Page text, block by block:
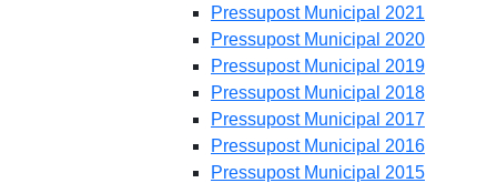
Pressupost Municipal 2021
Pressupost Municipal 2020
Pressupost Municipal 2019
Pressupost Municipal 2018
Pressupost Municipal 2017
Pressupost Municipal 2016
Pressupost Municipal 2015